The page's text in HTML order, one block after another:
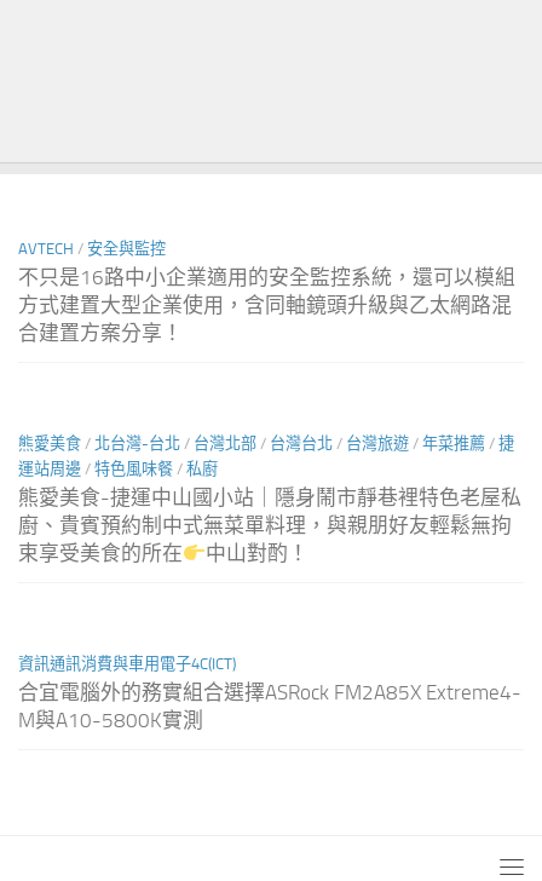
AVTECH / 安全與監控
不只是16路中小企業適用的安全監控系統，還可以模組
方式建置大型企業使用，含同軸鏡頭升級與乙太網路混
合建置方案分享！
熊愛美食 / 北台灣-台北 / 台灣北部 / 台灣台北 / 台灣旅遊 / 年菜推薦 / 捷
運站周邊 / 特色風味餐 / 私廚
熊愛美食-捷運中山國小站｜隱身鬧市靜巷裡特色老屋私
廚、貴賓預約制中式無菜單料理，與親朋好友輕鬆無拘
束享受美食的所在
中山對酌！
資訊通訊消費與車用電子4C(ICT)
合宜電腦外的務實組合選擇ASRock FM2A85X Extreme4-
M與A10-5800K實測